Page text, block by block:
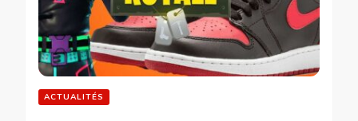
ACTUALITÉS